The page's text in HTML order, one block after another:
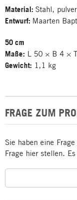
Material: Stahl,
Entwurf: Maarten
50 cm
Maße: L 50 × B 4 ×
Gewicht: 1,1 kg
FRAGE ZUM
Sie haben eine
Frage hier stellen.